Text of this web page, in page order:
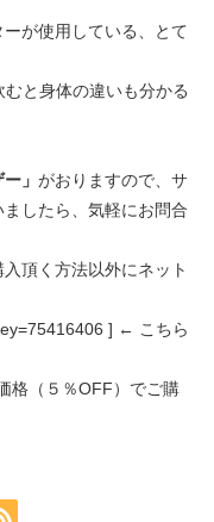
が使用している、とて
と身体の違いも分かる
」 がおりますので、サ
したら、気軽にお問合
頂く方法以外にネット
] ← こちら
格（５％OFF）でご購